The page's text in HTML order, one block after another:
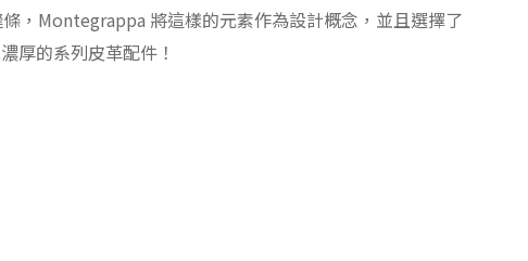
，Montegrappa 將這樣的元素作為設計概念，並且選擇了
厚的系列皮革配件！